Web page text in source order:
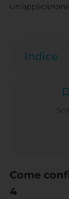
Indice
Come
4